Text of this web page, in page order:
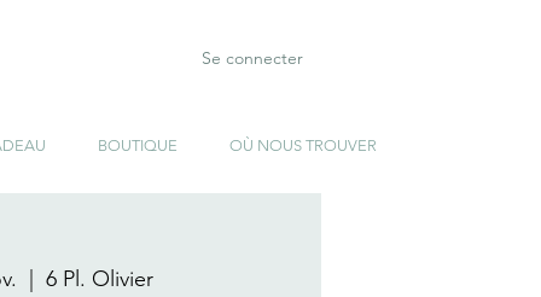
Se connecter
BOUTIQUE OÙ NOUS TROUVER
6 Pl. Olivier